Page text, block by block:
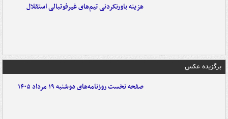
هزینه باورنکردنی تیم‌های غیرفوتبالی استقلال
برگزیده عکس
صفحه نخست روزنامه‌های دوشنبه ۱۹ مرداد ۱۴۰۵